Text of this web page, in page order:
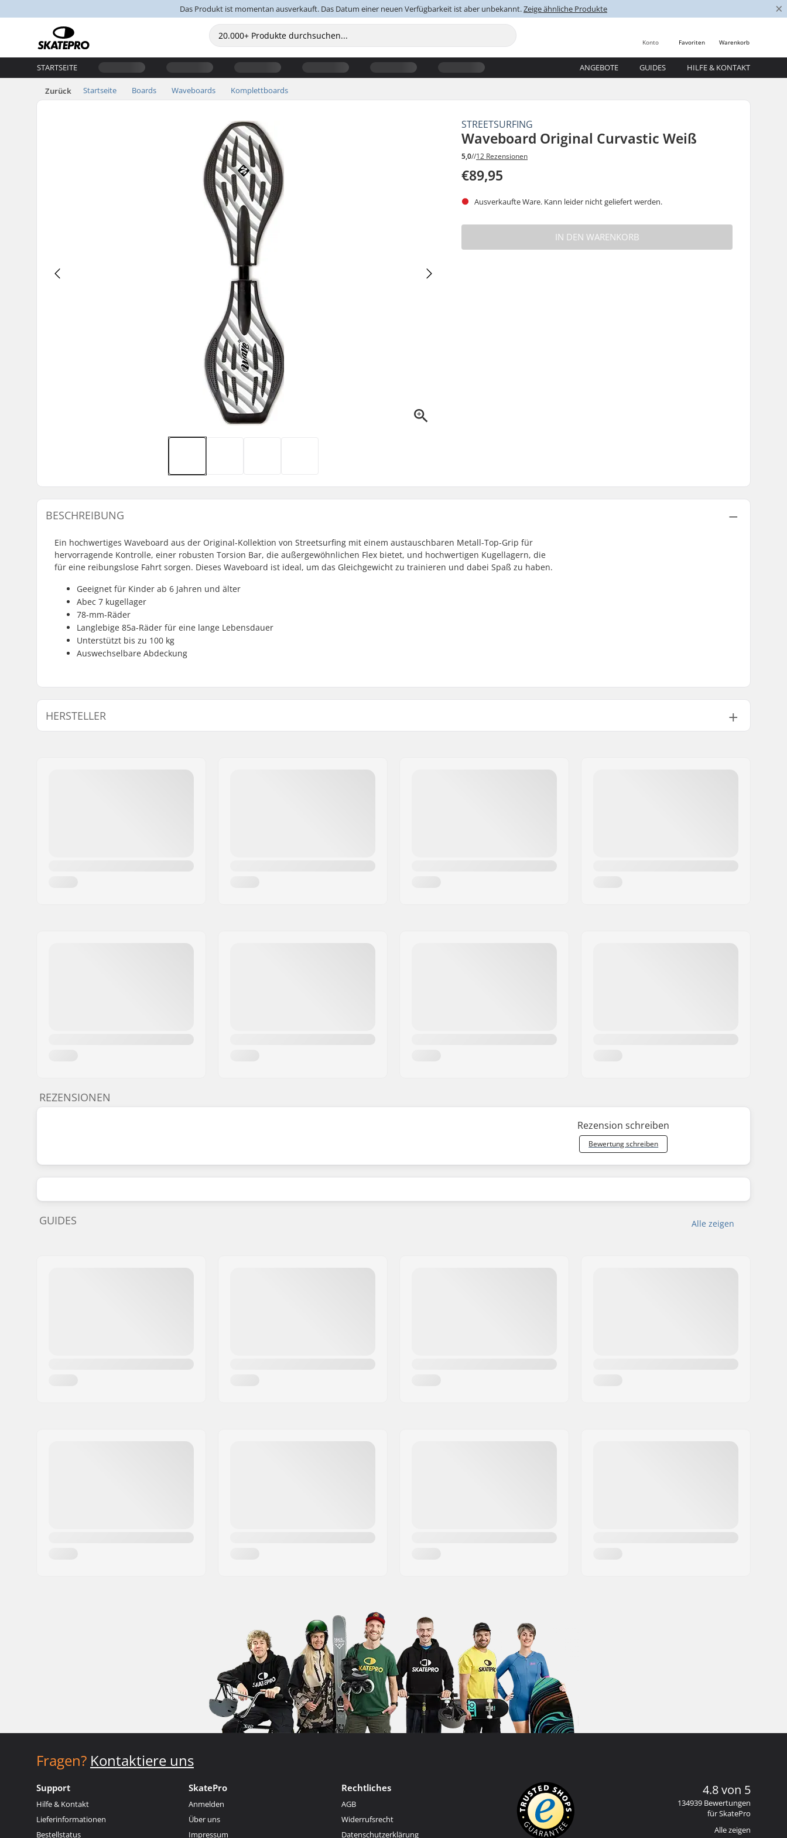
Das Produkt ist momentan ausverkauft. Das Datum einer neuen Verfügbarkeit ist aber unbekannt.Zeige ähnliche Produkte ×
Warenkorb
Favoriten
Konto
STARTSEITE ANGEBOTE GUIDES HILFE & KONTAKT
Zurück Startseite Boards Waveboards Komplettboards
STREETSURFING
Waveboard Original Curvastic Weiß
5,0//12 Rezensionen
€89,95
Ausverkaufte Ware. Kann leider nicht geliefert werden.
IN DEN WARENKORB
BESCHREIBUNG
Ein hochwertiges Waveboard aus der Original-Kollektion von Streetsurfing mit einem austauschbaren Metall-Top-Grip für
hervorragende Kontrolle, einer robusten Torsion Bar, die außergewöhnlichen Flex bietet, und hochwertigen Kugellagern, die
für eine reibungslose Fahrt sorgen. Dieses Waveboard ist ideal, um das Gleichgewicht zu trainieren und dabei Spaß zu haben.
Geeignet für Kinder ab 6 Jahren und älter
Abec 7 kugellager
78-mm-Räder
Langlebige 85a-Räder für eine lange Lebensdauer
Unterstützt bis zu 100 kg
Auswechselbare Abdeckung
HERSTELLER
REZENSIONEN
Rezension schreiben
Bewertung schreiben
Alle zeigen
GUIDES
Fragen? Kontaktiere uns
Support
Hilfe & Kontakt
Lieferinformationen
Bestellstatus
SkatePro
Anmelden
Über uns
Impressum
Rechtliches
AGB
Widerrufsrecht
Datenschutzerklärung
4.8 von 5
134939 Bewertungen
für SkatePro
Alle zeigen